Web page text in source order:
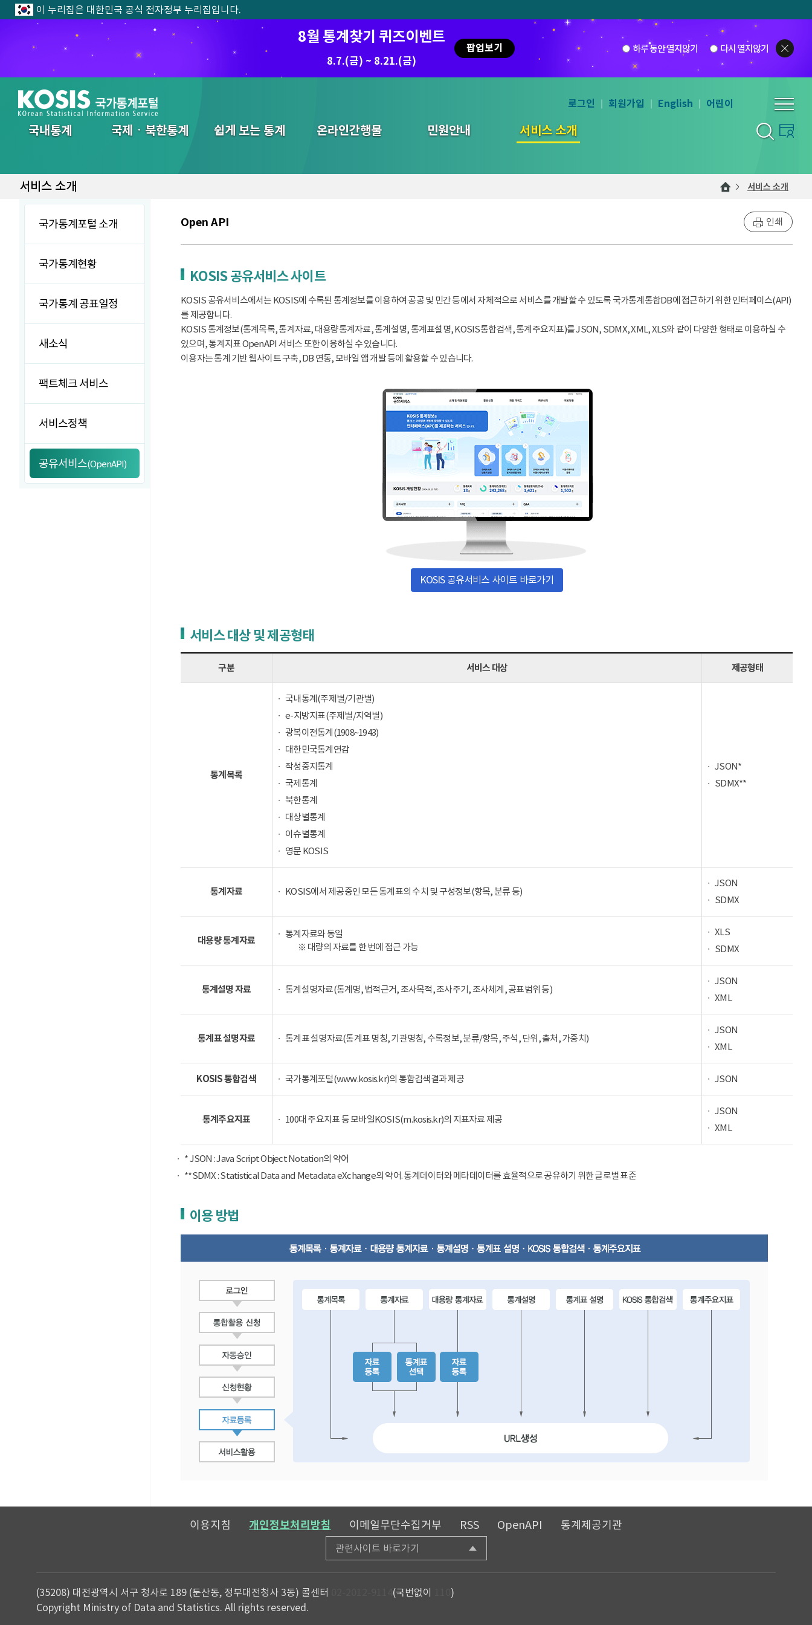
이 누리집은 대한민국 공식 전자정부 누리집입니다.
8월 통계찾기 퀴즈이벤트
8.7.(금) ~ 8.21.(금)
팝업보기 하루 동안 열지않기 다시 열지않기
국내통계 국제ㆍ북한통계 쉽게 보는 통계 온라인간행물 민원안내 서비스 소개
통합검색
로그인 회원가입 English 어린이
서비스 소개 서비스 소개
국가통계포털 소개
국가통계현황
국가통계 공표일정
새소식
팩트체크 서비스
서비스정책
공유서비스(OpenAPI)
Open API 인쇄
KOSIS 공유서비스 사이트
KOSIS 공유서비스에서는 KOSIS에 수록된 통계정보를 이용하여 공공 및 민간 등에서 자체적으로 서비스를 개발할 수 있도록 국가통계통합DB에 접근하기 위한 인터페이스(API)
를 제공합니다.
KOSIS 통계정보(통계목록, 통계자료, 대용량통계자료, 통계설명, 통계표설명, KOSIS통합검색, 통계주요지표)를 JSON, SDMX, XML, XLS와 같이 다양한 형태로 이용하실 수
있으며, 통계지표 OpenAPI 서비스 또한 이용하실 수 있습니다.
이용자는 통계 기반 웹사이트 구축, DB 연동, 모바일 앱 개발 등에 활용할 수 있습니다.
KOSIS 공유서비스 사이트 바로가기
서비스 대상 및 제공형태
구분 서비스 대상 제공형태
통계목록
국내통계(주제별/기관별)
e-지방지표(주제별/지역별)
광복이전통계(1908~1943)
대한민국통계연감
작성중지통계
국제통계
북한통계
대상별통계
이슈별통계
영문 KOSIS
JSON*
SDMX**
통계자료 KOSIS에서 제공중인 모든 통계표의 수치 및 구성정보(항목, 분류 등)
JSON
SDMX
대용량 통계자료
통계자료와 동일
※ 대량의 자료를 한 번에 접근 가능
XLS
SDMX
통계설명 자료 통계설명자료(통계명, 법적근거, 조사목적, 조사주기, 조사체계, 공표범위 등)
JSON
XML
통계표 설명자료 통계표 설명자료(통계표 명칭, 기관명칭, 수록정보, 분류/항목, 주석, 단위, 출처, 가중치)
JSON
XML
KOSIS 통합검색 국가통계포털(www.kosis.kr)의 통합검색결과 제공 JSON
통계주요지표 100대 주요지표 등 모바일KOSIS(m.kosis.kr)의 지표자료 제공
JSON
XML
* JSON : Java Script Object Notation의 약어
**SDMX : Statistical Data and Metadata eXchange의 약어. 통계데이터와 메타데이터를 효율적으로 공유하기 위한 글로벌 표준
이용 방법
이용지침 개인정보처리방침 이메일무단수집거부 RSS OpenAPI 통계제공기관
관련사이트 바로가기
(35208) 대전광역시 서구 청사로 189 (둔산동, 정부대전청사 3동) 콜센터 (국번없이
)
Copyright Ministry of Data and Statistics. All rights reserved.